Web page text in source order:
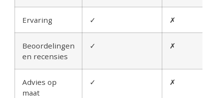
Ervaring ✓ ✗
Beoordelingen
en recensies
✓ ✗
Advies op
maat
✓ ✗